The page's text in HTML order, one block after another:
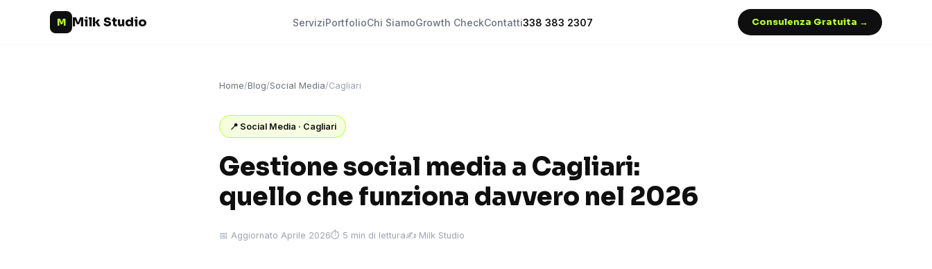
M Milk Studio ServiziPortfolioChi SiamoGrowth CheckContatti338 383 2307 Consulenza Gratuita →
Home/Blog/Social Media/Cagliari
📍 Social Media · Cagliari
Gestione social media a Cagliari:
quello che funziona davvero nel 2026
📅 Aggiornato Aprile 2026⏱ 5 min di lettura✍️ Milk Studio